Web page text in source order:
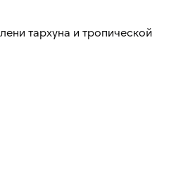
тархуна и тропической
в мороженое, десерты,